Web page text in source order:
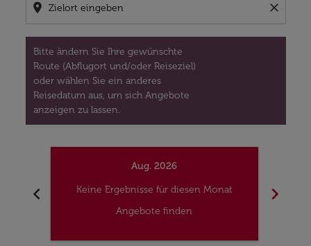
location_on close
Bitte ändern Sie Ihre gewünschte
Route (Abflugort und/oder Reiseziel)
oder wählen Sie ein anderes
Reisedatum aus, um sich Angebote
anzeigen zu lassen.
chevron_left
Aug. 2026
Keine Ergebnisse für diesen Monat
Angebote finden
chevron_right